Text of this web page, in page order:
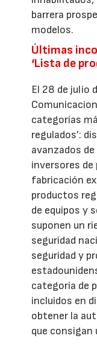
barrera
modelos.
Últimas
‘Lista de
El 28 de julio
categorías
regulados’:
avanzados
inversores
fabricación
productos
de equipos y
suponen un
seguridad
seguridad y
categoría de
incluidos en
obtener la
que consigan